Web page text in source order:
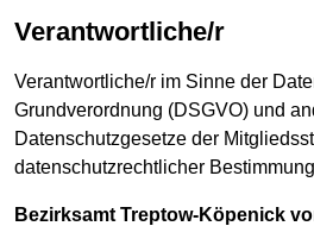
Verantwortliche/r
Verantwortliche/r im Sinne der
Grundverordnung (DSGVO) und
Datenschutzgesetze der
datenschutzrechtlicher
Bezirksamt Treptow-Köpenick